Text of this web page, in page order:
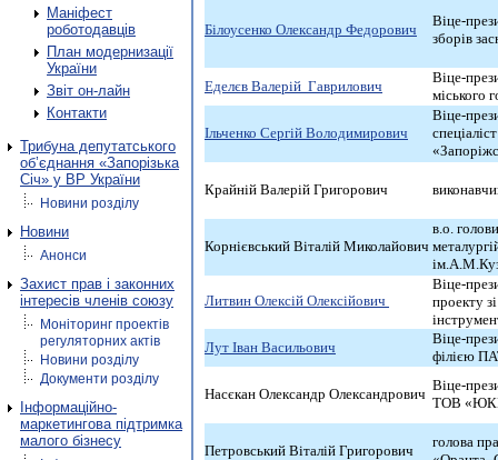
Маніфест
роботодавців
План модернизації
України
Звіт он-лайн
Контакти
Трибуна депутатського
об’єднання «Запорізька
Січ» у ВР України
Новини розділу
Новини
Анонси
Захист прав і законних
інтересів членів союзу
Моніторинг проектів
регуляторних актів
Новини розділу
Документи розділу
Інформаційно-
маркетингова підтримка
малого бізнесу
Білоусенко Олександр Федорович
Віце-
зборів
Еделєв Валерій Гаврилович
Віце-
міського
Ільченко Сергій Володимирович
Віце-
Крайній Валерій Григорович
Корнієвський Віталій Миколайович
в.о.
Литвин Олексій Олексійович
Віце-
проекту
Лут Іван Васильович
Віце-
філією
Насєкан Олександр Олександрович
Віце-
ТОВ
Петровський Віталій Григорович
голова